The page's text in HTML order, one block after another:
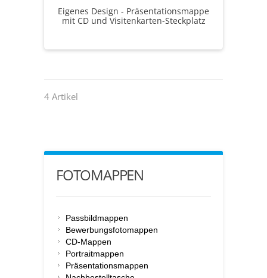
Eigenes Design - Präsentationsmappe
mit CD und Visitenkarten-Steckplatz
4 Artikel
FOTOMAPPEN
Passbildmappen
Bewerbungsfotomappen
CD-Mappen
Portraitmappen
Präsentationsmappen